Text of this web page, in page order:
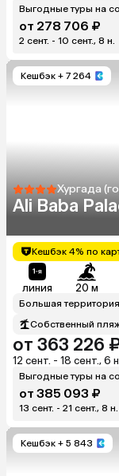
Выгодные туры на
от 278 706 ₽
2 сент. - 10 сент., 8 н.
Кешбэк + 7 264
Хургада
Ali Baba
Кешбэк 4% по
линия 20 м
Большая территория
Собственный
от 363 226
12 сент. - 18 сент., 6
Выгодные туры на
от 385 093 ₽
13 сент. - 21 сент., 8 н.
Кешбэк + 5 843